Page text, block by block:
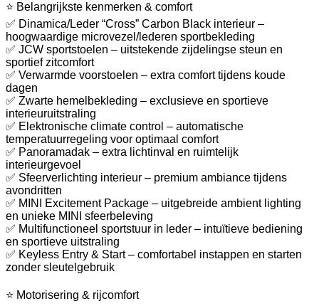
⭐ Belangrijkste kenmerken & comfort
✅ Dinamica/Leder “Cross” Carbon Black interieur –
hoogwaardige microvezel/lederen sportbekleding
✅ JCW sportstoelen – uitstekende zijdelingse steun en
sportief zitcomfort
✅ Verwarmde voorstoelen – extra comfort tijdens koude
dagen
✅ Zwarte hemelbekleding – exclusieve en sportieve
interieuruitstraling
✅ Elektronische climate control – automatische
temperatuurregeling voor optimaal comfort
✅ Panoramadak – extra lichtinval en ruimtelijk
interieurgevoel
✅ Sfeerverlichting interieur – premium ambiance tijdens
avondritten
✅ MINI Excitement Package – uitgebreide ambient lighting
en unieke MINI sfeerbeleving
✅ Multifunctioneel sportstuur in leder – intuïtieve bediening
en sportieve uitstraling
✅ Keyless Entry & Start – comfortabel instappen en starten
zonder sleutelgebruik
⭐ Motorisering & rijcomfort